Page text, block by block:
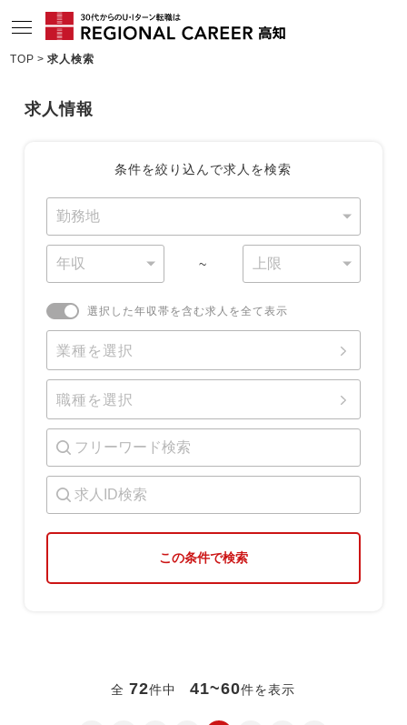
求人情報
相談会・セミナー情報
コンサルタント情報
転職成功者インタビュー
企業TOPインタビュー
高知の特色
地域情報ブログ
ニュース
今すぐ転職をお考えの方
中長期で転職をお考えの方
TOP 求人検索
求人情報
条件を絞り込んで求人を検索
~
選択した年収帯を含む求人を全て表示
業種を選択
職種を選択
この条件で検索
全72件中41~60件を表示